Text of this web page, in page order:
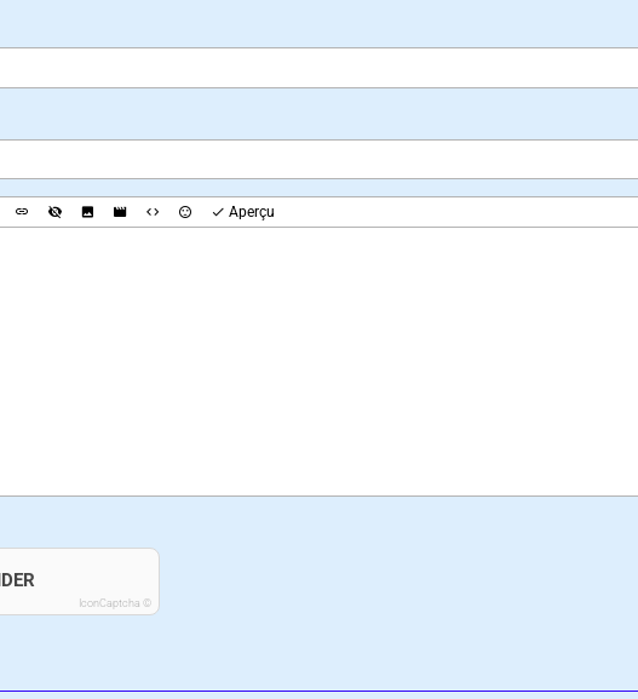
Aperçu
IconCaptcha ©